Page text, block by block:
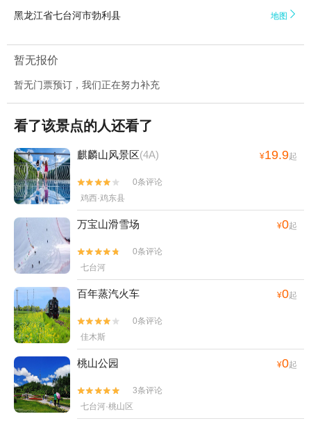
黑龙江省七台河市勃利县 地图 
暂无报价
暂无门票预订，我们正在努力补充
看了该景点的人还看了
麒麟山风景区(4A) ¥19.9起


0条评论
鸡西·鸡东县
万宝山滑雪场 ¥0起


0条评论
七台河
百年蒸汽火车 ¥0起


0条评论
佳木斯
桃山公园 ¥0起


3条评论
七台河·桃山区